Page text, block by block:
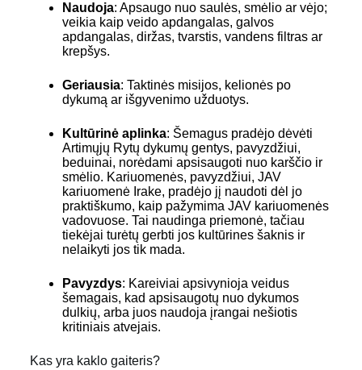
Naudoja: Apsaugo nuo saulės, smėlio ar vėjo;
veikia kaip veido apdangalas, galvos
apdangalas, diržas, tvarstis, vandens filtras ar
krepšys.
Geriausia: Taktinės misijos, kelionės po
dykumą ar išgyvenimo užduotys.
Kultūrinė aplinka: Šemagus pradėjo dėvėti
Artimųjų Rytų dykumų gentys, pavyzdžiui,
beduinai, norėdami apsisaugoti nuo karščio ir
smėlio. Kariuomenės, pavyzdžiui, JAV
kariuomenė Irake, pradėjo jį naudoti dėl jo
praktiškumo, kaip pažymima JAV kariuomenės
vadovuose. Tai naudinga priemonė, tačiau
tiekėjai turėtų gerbti jos kultūrines šaknis ir
nelaikyti jos tik mada.
Pavyzdys: Kareiviai apsivynioja veidus
šemagais, kad apsisaugotų nuo dykumos
dulkių, arba juos naudoja įrangai nešiotis
kritiniais atvejais.
Kas yra kaklo gaiteris?